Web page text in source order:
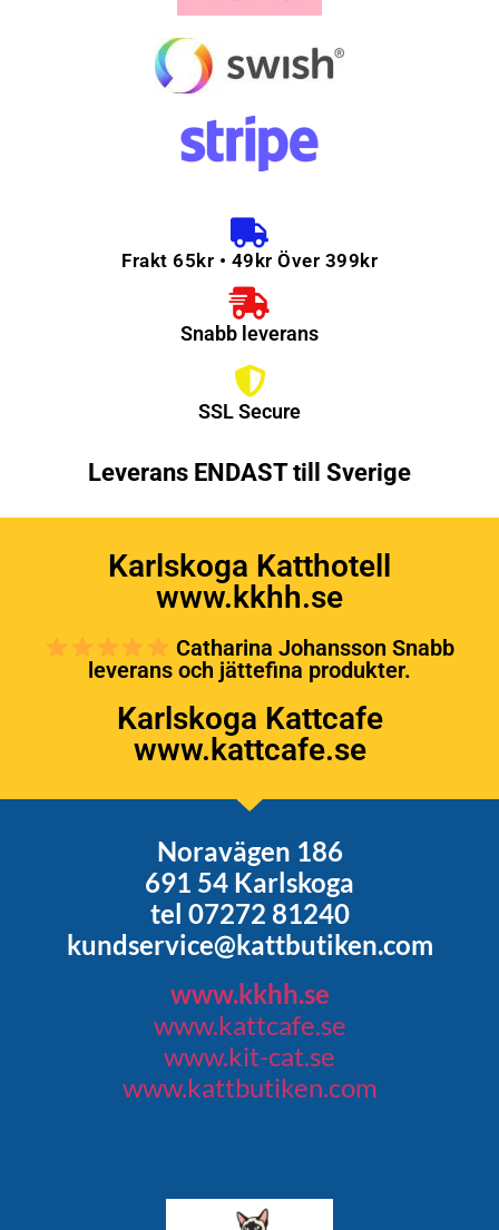
Frakt 65kr • 49kr Över 399kr
Snabb leverans
SSL Secure
Leverans ENDAST till Sverige
Karlskoga Katthotell
www.kkhh.se
Catharina Johansson Snabb
leverans och jättefina produkter.
Karlskoga Kattcafe
www.kattcafe.se
Noravägen 186
691 54 Karlskoga
tel 07272 81240
kundservice@kattbutiken.com
www.kkhh.se
www.kattcafe.se
www.kit-cat.se
www.kattbutiken.com